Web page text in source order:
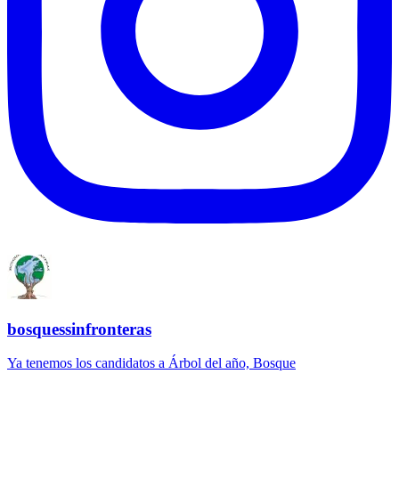
bosquessinfronteras
Ya tenemos los candidatos a Árbol del año, Bosque